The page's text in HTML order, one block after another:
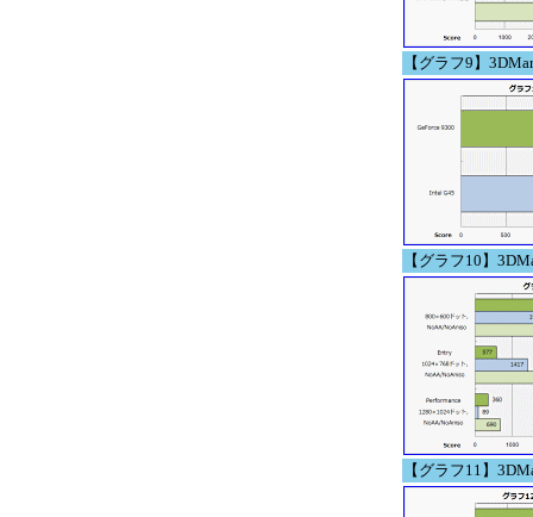
【グラフ9】
【グラフ10】
【グラフ11】